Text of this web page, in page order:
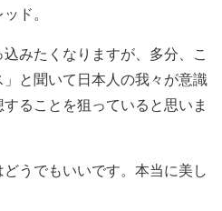
ド。
みたくなりますが、多分、こ
と聞いて日本人の我々が意識
ることを狙っていると思いま
うでもいいです。本当に美し